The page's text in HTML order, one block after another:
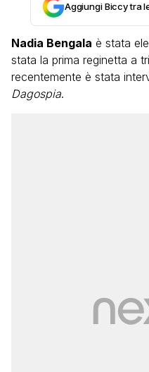
Aggiungi Biccy tra
Nadia Bengala è stata
stata la prima reginetta a
recentemente è stata
Dagospia.